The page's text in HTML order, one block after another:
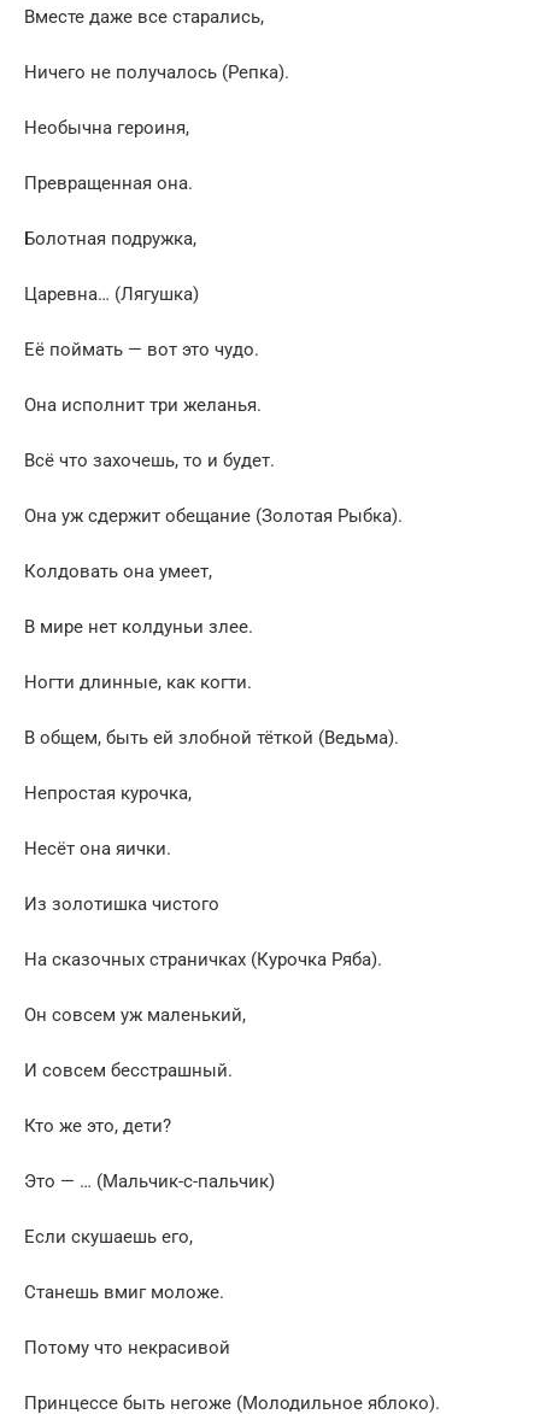
Вместе даже все старались,
Ничего не получалось (Репка).
Необычна героиня,
Превращенная она.
Болотная подружка,
Царевна… (Лягушка)
Её поймать — вот это чудо.
Она исполнит три желанья.
Всё что захочешь, то и будет.
Она уж сдержит обещание (Золотая Рыбка).
Колдовать она умеет,
В мире нет колдуньи злее.
Ногти длинные, как когти.
В общем, быть ей злобной тёткой (Ведьма).
Непростая курочка,
Несёт она яички.
Из золотишка чистого
На сказочных страничках (Курочка Ряба).
Он совсем уж маленький,
И совсем беcстрашный.
Кто же это, дети?
Это — … (Мальчик-с-пальчик)
Если скушаешь его,
Станешь вмиг моложе.
Потому что некрасивой
Принцессе быть негоже (Молодильное яблоко).